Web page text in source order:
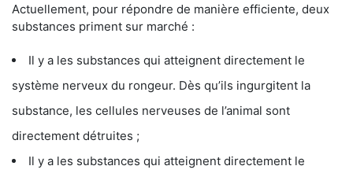
Actuellement, pour répondre de manière efficiente, deux
substances priment sur marché :
Il y a les substances qui atteignent directement le
système nerveux du rongeur. Dès qu’ils ingurgitent la
substance, les cellules nerveuses de l’animal sont
directement détruites ;
Il y a les substances qui atteignent directement le